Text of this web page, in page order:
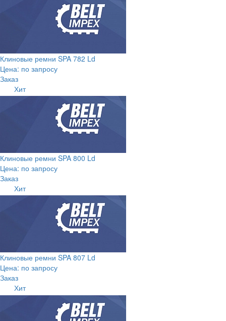
Клиновые ремни SPA 782 Ld
Цена: по запросу
Заказ
Хит
Клиновые ремни SPA 800 Ld
Цена: по запросу
Заказ
Хит
Клиновые ремни SPA 807 Ld
Цена: по запросу
Заказ
Хит